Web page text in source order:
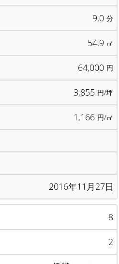
9.0 分
54.9 ㎡
64,000 円
3,855 円/坪
1,166 円/㎡
2016年11月27日
8
2